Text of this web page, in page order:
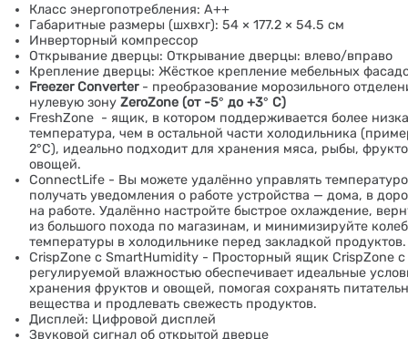
Класс энергопотребления: A++
Габаритные размеры (шхвхг): 54 × 177.2 × 54.5 см
Инверторный компрессор
Открывание дверцы: Открывание дверцы: влево/вправо
Крепление дверцы: Жёсткое крепление мебельных
Freezer Converter - преобразование морозильного
нулевую зону ZeroZone (от -5° до +3° С)
FreshZone - ящик, в котором поддерживается более
температура, чем в остальной части холодильника
2°C), идеально подходит для хранения мяса, рыбы,
овощей.
ConnectLife - Вы можете удалённо управлять
получать уведомления о работе устройства — дома, в
на работе. Удалённо настройте быстрое охлаждение,
из большого похода по магазинам, и минимизируйте
температуры в холодильнике перед закладкой продуктов.
CrispZone с SmartHumidity - Просторный ящик CrispZone с
регулируемой влажностью обеспечивает идеальные
хранения фруктов и овощей, помогая сохранять
вещества и продлевать свежесть продуктов.
Дисплей: Цифровой дисплей
Звуковой сигнал об открытой дверце